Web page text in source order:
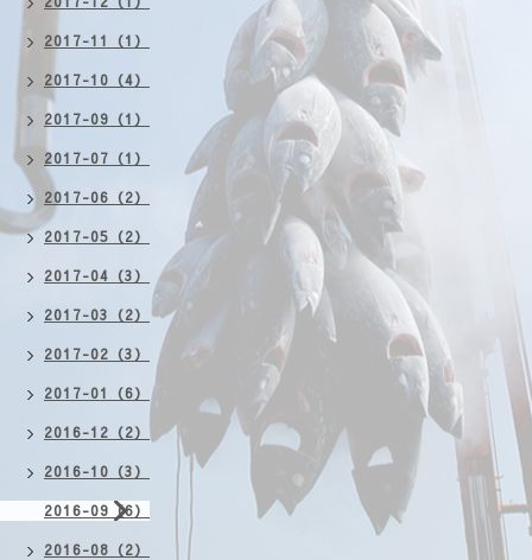
2017-11（1）
2017-10（4）
2017-09（1）
2017-07（1）
2017-06（2）
2017-05（2）
2017-04（3）
2017-03（2）
2017-02（3）
2017-01（6）
2016-12（2）
2016-10（3）
2016-09（6）
2016-08（2）